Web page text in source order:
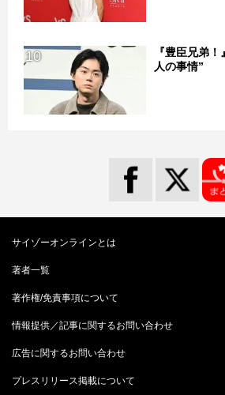
10
『豊臣兄弟
人の事情”
サイゾーオンラインとは
著者一覧
著作権/免責事項について
情報提供／記事に関するお問い合わせ
広告に関するお問い合わせ
プレスリリース掲載について